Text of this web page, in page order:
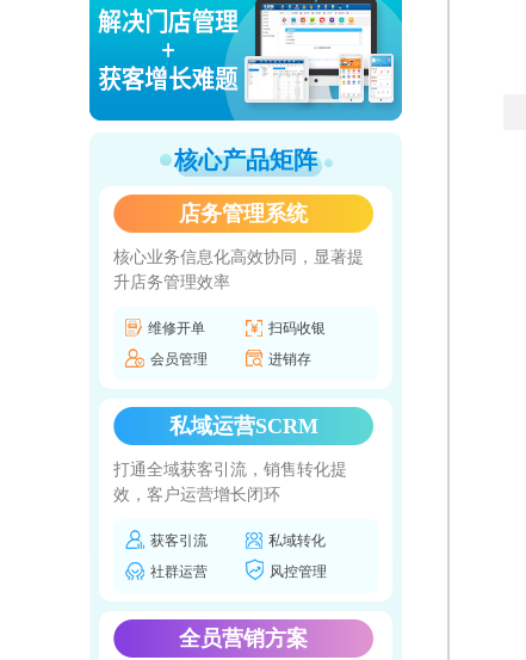
核心产品矩阵
店务管理系统
核心业务信息化高效协同，显著提
升店务管理效率
维修开单
扫码收银
会员管理
进销存
私域运营SCRM
打通全域获客引流，销售转化提
效，客户运营增长闭环
获客引流
私域转化
社群运营
风控管理
全员营销方案